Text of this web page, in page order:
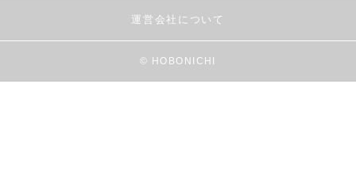
運営会社について
© HOBONICHI